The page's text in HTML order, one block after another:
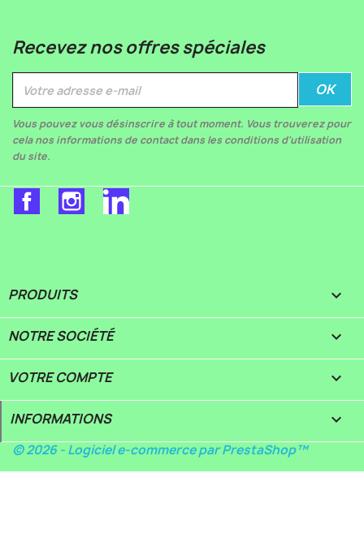
Recevez nos offres spéciales
Vous pouvez vous désinscrire à tout moment. Vous trouverez pour
cela nos informations de contact dans les conditions d'utilisation
du site.
FacebookInstagramLinkedIn
PRODUITS 
NOTRE SOCIÉTÉ 
VOTRE COMPTE 
INFORMATIONS keyboard_arrow_down
© 2026 - Logiciel e-commerce par PrestaShop™